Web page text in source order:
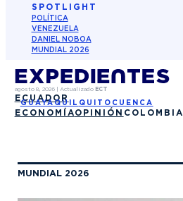
SPOTLIGHT
POLÍTICA
VENEZUELA
DANIEL NOBOA
MUNDIAL 2026
agosto 8, 2026| Actualizado ECT
ECUADOR
GUAYAQUIL QUITO CUENCA
ECONOMÍAOPINIÓN COLOMBIA
MUNDIAL 2026